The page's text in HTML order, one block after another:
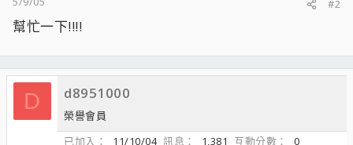
#2
幫忙一下!!!!
D d8951000
榮譽會員
已加入
11/10/04 訊息 1,381 互動分數
0